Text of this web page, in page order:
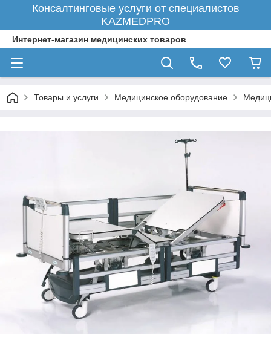
Консалтинговые услуги от специалистов
KAZMEDPRO
Интернет-магазин медицинских товаров
Товары и услуги Медицинское оборудование